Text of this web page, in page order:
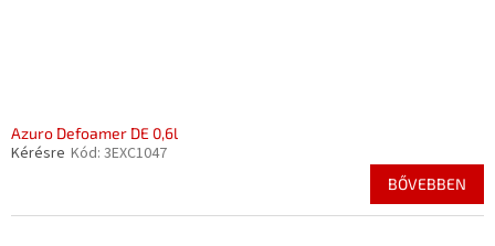
Azuro Defoamer DE 0,6l
Kérésre Kód: 3EXC1047
BŐVEBBEN